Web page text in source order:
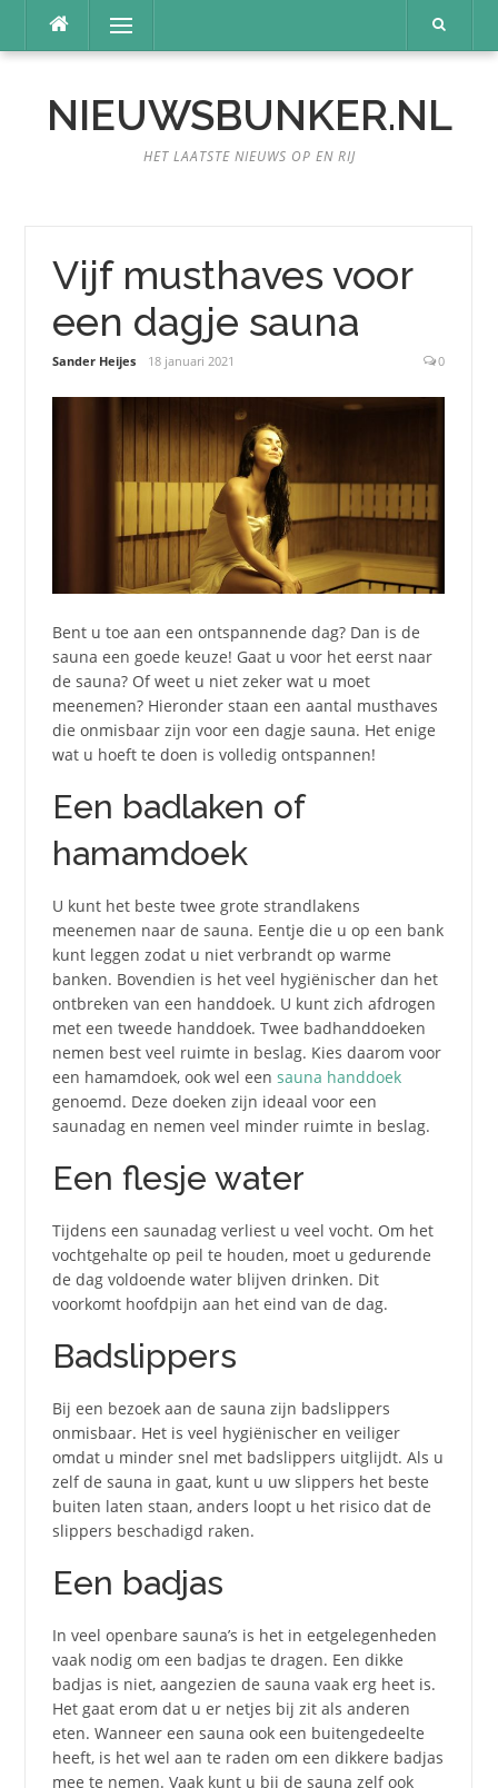
inhoud
Menu
NIEUWSBUNKER.NL
HET LAATSTE NIEUWS OP EN RIJ
Vijf musthaves voor
een dagje sauna
Sander Heijes 18 januari 2021 0
Bent u toe aan een ontspannende dag? Dan is de
sauna een goede keuze! Gaat u voor het eerst naar
de sauna? Of weet u niet zeker wat u moet
meenemen? Hieronder staan ​​een aantal musthaves
die onmisbaar zijn voor een dagje sauna. Het enige
wat u hoeft te doen is volledig ontspannen!
Een badlaken of
hamamdoek
U kunt het beste twee grote strandlakens
meenemen naar de sauna. Eentje die u op een bank
kunt leggen zodat u niet verbrandt op warme
banken. Bovendien is het veel hygiënischer dan het
ontbreken van een handdoek. U kunt zich afdrogen
met een tweede handdoek. Twee badhanddoeken
nemen best veel ruimte in beslag. Kies daarom voor
een hamamdoek, ook wel een sauna handdoek
genoemd. Deze doeken zijn ideaal voor een
saunadag en nemen veel minder ruimte in beslag.
Een flesje water
Tijdens een saunadag verliest u veel vocht. Om het
vochtgehalte op peil te houden, moet u gedurende
de dag voldoende water blijven drinken. Dit
voorkomt hoofdpijn aan het eind van de dag.
Badslippers
Bij een bezoek aan de sauna zijn badslippers
onmisbaar. Het is veel hygiënischer en veiliger
omdat u minder snel met badslippers uitglijdt. Als u
zelf de sauna in gaat, kunt u uw slippers het beste
buiten laten staan, anders loopt u het risico dat de
slippers beschadigd raken.
Een badjas
In veel openbare sauna’s is het in eetgelegenheden
vaak nodig om een ​​badjas te dragen. Een dikke
badjas is niet, aangezien de sauna vaak erg heet is.
Het gaat erom dat u er netjes bij zit als anderen
eten. Wanneer een sauna ook een buitengedeelte
heeft, is het wel aan te raden om een dikkere badjas
mee te nemen. Vaak kunt u bij de sauna zelf ook